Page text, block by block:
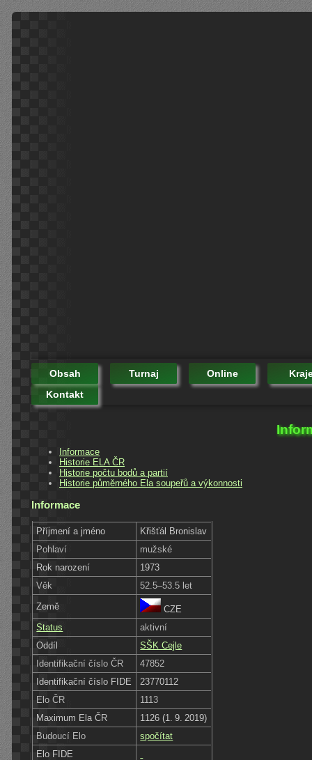
Obsah Turnaj Online
Kontakt
Informace
Historie ELA ČR
Historie počtu bodů a partií
Historie půměrného Ela soupeřů a výkonnosti
Informace
Příjmení a jméno
Křišťál Bronislav
Pohlaví
mužské
Rok narození
1973
Věk
52.5–53.5 let
Země
CZE
Status
aktivní
Oddíl
SŠK Cejle
Identifikační číslo ČR
47852
Identifikační číslo FIDE
23770112
Elo ČR
1113
Maximum Ela ČR
1126 (1. 9. 2019)
Budoucí Elo
spočítat
Elo FIDE